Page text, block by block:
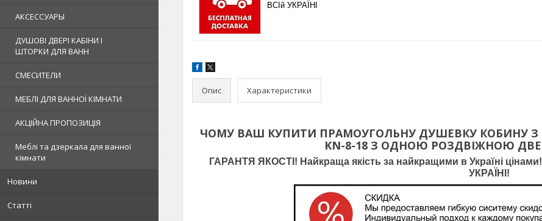
АКСЕССУАРЫ
ДУШОВІ ДВЕРІ КАБІНИ І
ШТОРКИ ДЛЯ ВАНН
СМЕСИТЕЛИ
МЕБЛІ ДЛЯ ВАННОЇ КІМНАТИ
АКЦІЙНА ПРОПОЗИЦІЯ
Меблі та дзеркала для ванної
кімнати
Новини
Статті
ВСІй УКРАЇНІ
Опис Характеристики
ЧОМУ ВАШ КУПИТИ ПРАМОУГОЛЬНУ ДУШЕВКУ КОБИНУ
KN-8-18 З ОДНОЮ РОЗДВІЖНОЮ
ГАРАНТЯ ЯКОСТІ! Найкраща якість за найкращими в Україні
УКРАЇНІ!